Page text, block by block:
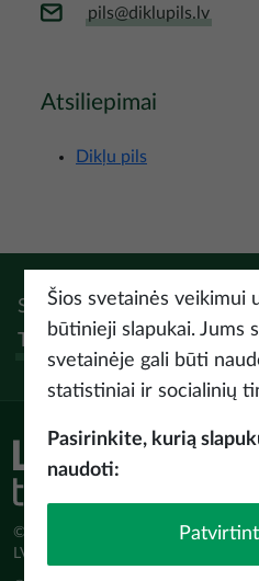
pils@diklupils.lv
Atsiliepimai
Dikļu pils
Sek:InstagramFacebook
Tiktok
© Latvijas Investīciju un attīstības
LV-1442 www.liaa.gov.lv
Šios svetainės veikimui
būtinieji slapukai. Jums
svetainėje gali būti
statistiniai ir socialinių
Pasirinkite, kurią
naudoti: